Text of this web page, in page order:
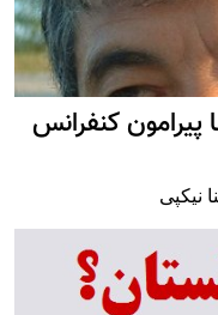
کنفرانس
نیکپی